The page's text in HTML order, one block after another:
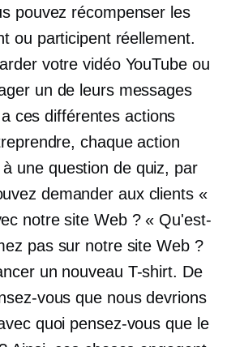
pouvez récompenser les
ou participent réellement.
votre vidéo YouTube ou
un de leurs messages
ces différentes actions
chaque action
une question de quiz, par
demander aux clients «
notre site Web ? « Qu'est-
pas sur notre site Web ?
un nouveau T-shirt. De
vous que nous devrions
quoi pensez-vous que le